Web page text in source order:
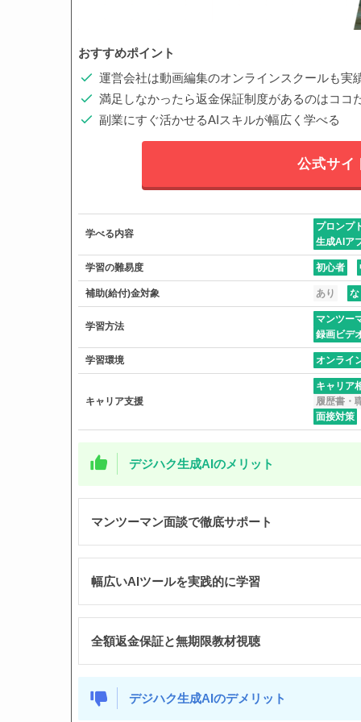
おすすめポイント
運営会社は動画編集のオンラインスクールも実
満足しなかったら返金保証制度があるのはココ
副業にすぐ活かせるAIスキルが幅広く学べる
公式サイ
学べる内容
プロンプ
生成AIア
学習の難易度 初心者
補助(給付)金対象 あり な
学習方法
マンツー
録画ビデ
学習環境 オンライ
キャリア支援
キャリア
履歴書・
面接対策
デジハク生成AIのメリット
マンツーマン面談で徹底サポート
幅広いAIツールを実践的に学習
全額返金保証と無期限教材視聴
デジハク生成AIのデメリット